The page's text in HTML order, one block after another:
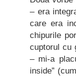
– era
care era
chipurile
cuptorul cu
– mi-a
inside”